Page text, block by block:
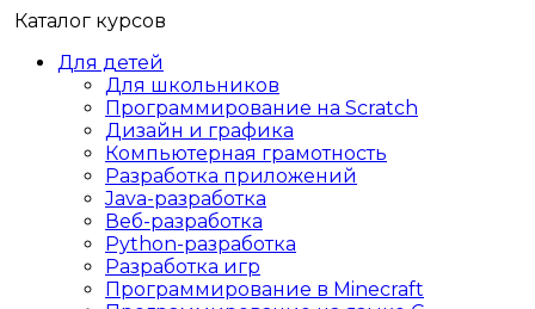
Каталог курсов
Для детей
Для школьников
Программирование на Scratch
Дизайн и графика
Компьютерная грамотность
Разработка приложений
Java-разработка
Веб-разработка
Python-разработка
Разработка игр
Программирование в Minecraft